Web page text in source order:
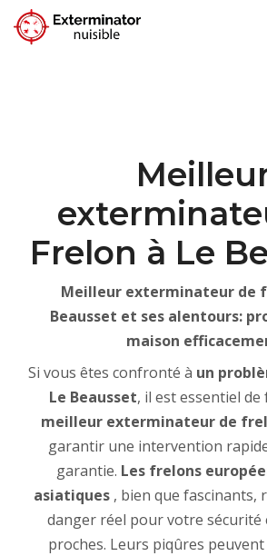
Frelon à Le
Meilleur exterminateur de
Beausset et ses alentours:
maison
Si vous êtes confronté à un
Le Beausset, il est essentiel
meilleur exterminateur de
garantir une intervention
garantie. Les frelons
asiatiques , bien que fascinants,
danger réel pour votre sécurité
proches. Leurs piqûres